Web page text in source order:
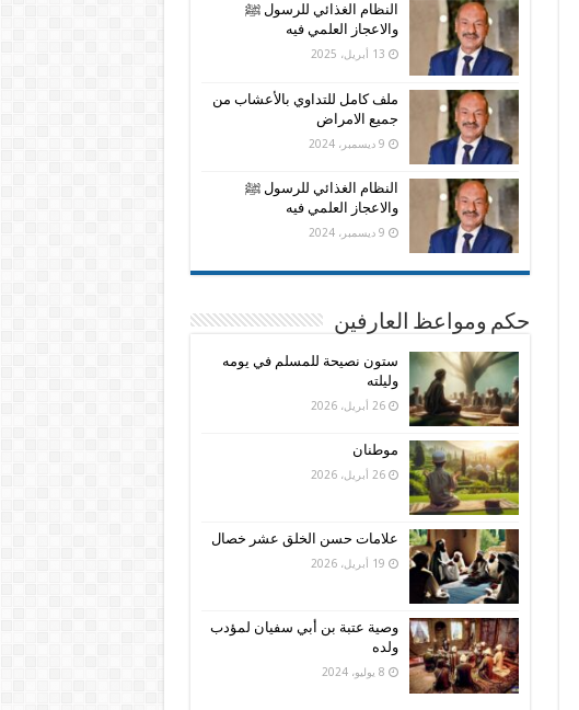
النظام الغذائي للرسول ﷺ
والاعجاز العلمي فيه
13 أبريل، 2025
ملف كامل للتداوي بالأعشاب من
جميع الامراض
9 ديسمبر، 2024
النظام الغذائي للرسول ﷺ
والاعجاز العلمي فيه
9 ديسمبر، 2024
حكم ومواعظ العارفين
ستون نصيحة للمسلم في يومه
وليلته
26 أبريل، 2026
موطنان
26 أبريل، 2026
علامات حسن الخلق عشر خصال
19 أبريل، 2026
وصية عتبة بن أبي سفيان لمؤدب
ولده
8 يوليو، 2024